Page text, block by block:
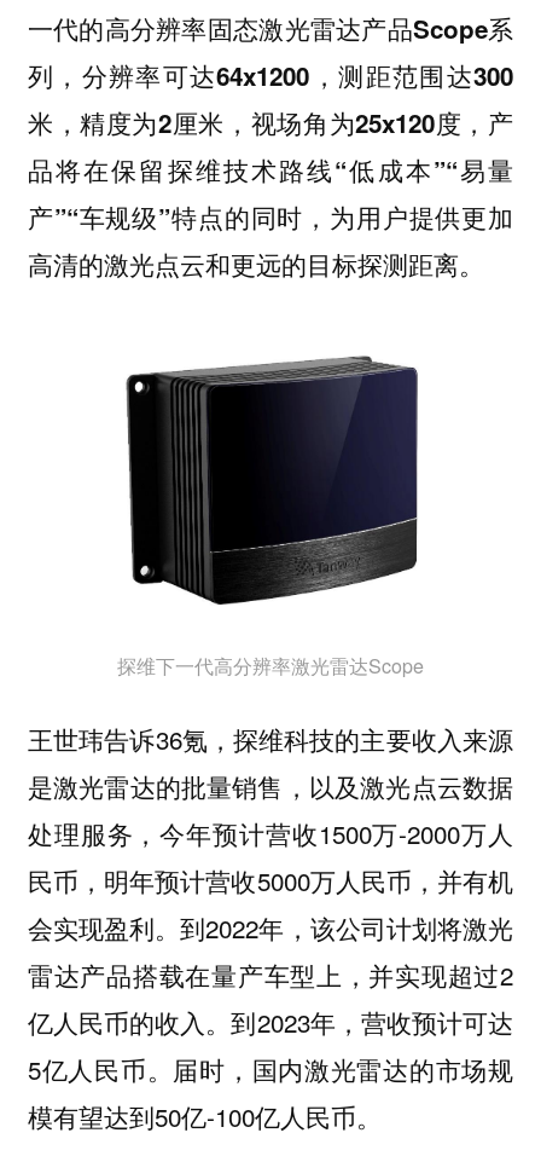
一代的高分辨率固态激光雷达产品Scope系
列，分辨率可达64x1200，测距范围达300
米，精度为2厘米，视场角为25x120度，产
品将在保留探维技术路线“低成本”“易量
产”“车规级”特点的同时，为用户提供更加
高清的激光点云和更远的目标探测距离。
探维下一代高分辨率激光雷达Scope
王世玮告诉36氪，探维科技的主要收入来源
是激光雷达的批量销售，以及激光点云数据
处理服务，今年预计营收1500万-2000万人
民币，明年预计营收5000万人民币，并有机
会实现盈利。到2022年，该公司计划将激光
雷达产品搭载在量产车型上，并实现超过2
亿人民币的收入。到2023年，营收预计可达
5亿人民币。届时，国内激光雷达的市场规
模有望达到50亿-100亿人民币。